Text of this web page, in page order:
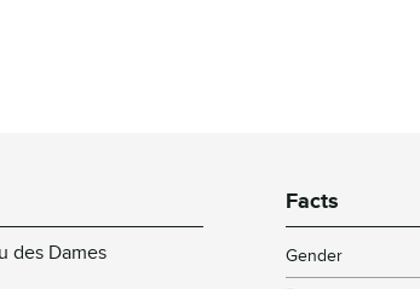
des Dames
Facts
Gender